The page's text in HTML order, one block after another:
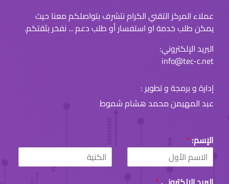
عملاء المركز التقني الكرام نتشرف بتواصلكم معنا حيث
يمكن طلب خدمة او استفسار أو طلب دعم ... نفخر بثقتكم.
البريد الإلكتروني:
info@tec-c.net
إدارة و برمجة و تطوير :
عبد المهيمن محمد هشام شموط
الإسم: *
F
i
L